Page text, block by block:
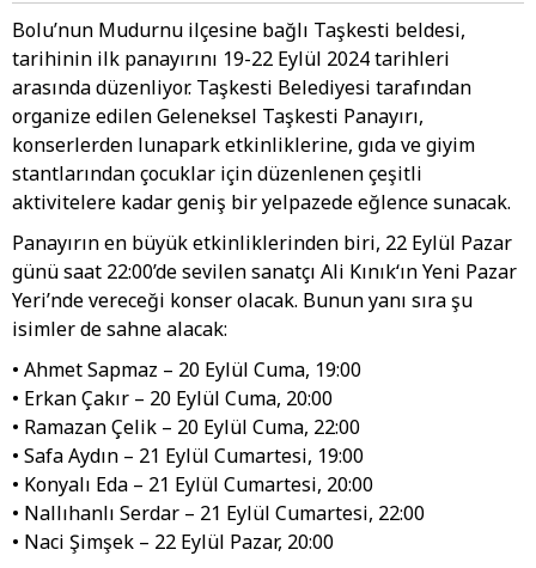
Bolu’nun Mudurnu ilçesine bağlı Taşkesti beldesi,
tarihinin ilk panayırını 19-22 Eylül 2024 tarihleri
arasında düzenliyor. Taşkesti Belediyesi tarafından
organize edilen Geleneksel Taşkesti Panayırı,
konserlerden lunapark etkinliklerine, gıda ve giyim
stantlarından çocuklar için düzenlenen çeşitli
aktivitelere kadar geniş bir yelpazede eğlence sunacak.
Panayırın en büyük etkinliklerinden biri, 22 Eylül Pazar
günü saat 22:00’de sevilen sanatçı Ali Kınık‘ın Yeni Pazar
Yeri’nde vereceği konser olacak. Bunun yanı sıra şu
isimler de sahne alacak:
• Ahmet Sapmaz – 20 Eylül Cuma, 19:00
• Erkan Çakır – 20 Eylül Cuma, 20:00
• Ramazan Çelik – 20 Eylül Cuma, 22:00
• Safa Aydın – 21 Eylül Cumartesi, 19:00
• Konyalı Eda – 21 Eylül Cumartesi, 20:00
• Nallıhanlı Serdar – 21 Eylül Cumartesi, 22:00
• Naci Şimşek – 22 Eylül Pazar, 20:00